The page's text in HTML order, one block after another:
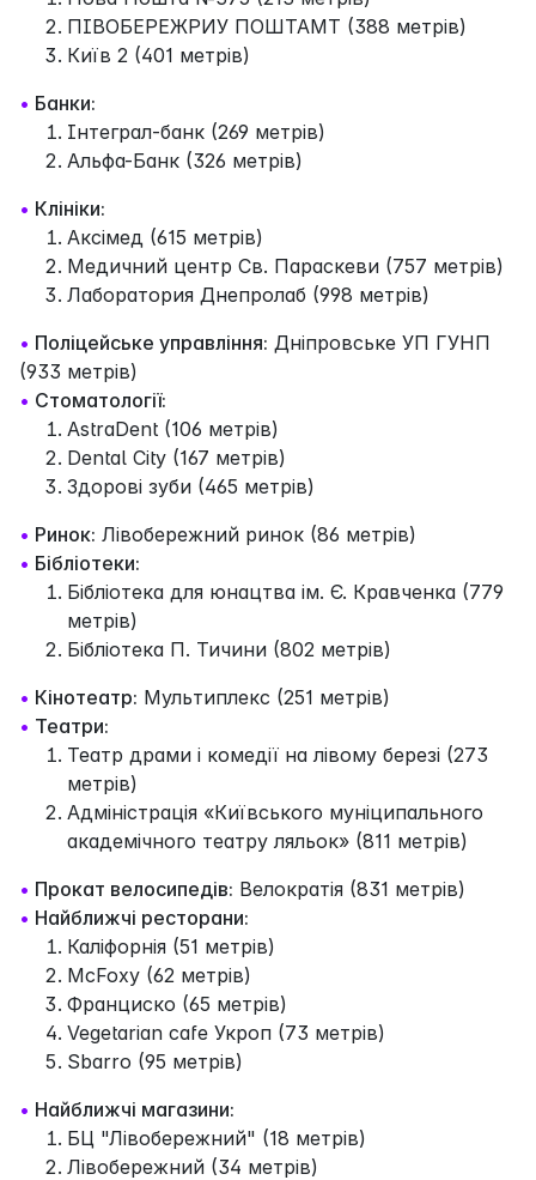
ПІВОБЕРЕЖРИУ ПОШТАМТ (388 метрів)
Київ 2 (401 метрів)
• Банки:
Інтеграл-банк (269 метрів)
Альфа-Банк (326 метрів)
• Клініки:
Аксімед (615 метрів)
Медичний центр Св. Параскеви (757 метрів)
Лаборатория Днепролаб (998 метрів)
• Поліцейське управління: Дніпровське УП ГУНП
(933 метрів)
• Стоматології:
AstraDent (106 метрів)
Dental City (167 метрів)
Здорові зуби (465 метрів)
• Ринок: Лівобережний ринок (86 метрів)
• Бібліотеки:
Бібліотека для юнацтва ім. Є. Кравченка (779
метрів)
Бібліотека П. Тичини (802 метрів)
• Кінотеатр: Мультиплекс (251 метрів)
• Театри:
Театр драми і комедії на лівому березі (273
метрів)
Адміністрація «Київського муніципального
академічного театру ляльок» (811 метрів)
• Прокат велосипедів: Велократія (831 метрів)
• Найближчі ресторани:
Каліфорнія (51 метрів)
McFoxy (62 метрів)
Франциско (65 метрів)
Vegetarian cafe Укроп (73 метрів)
Sbarro (95 метрів)
• Найближчі магазини:
БЦ "Лівобережний" (18 метрів)
Лівобережний (34 метрів)